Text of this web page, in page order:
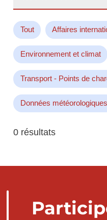
Tout Affaires
Environnement et climat
Transport - Points de
Données météorologiques
0 résultats